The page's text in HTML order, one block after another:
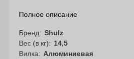
Полное описание
Бренд
Shulz
Вес (в кг)
14,5
Вилка
Алюминиевая